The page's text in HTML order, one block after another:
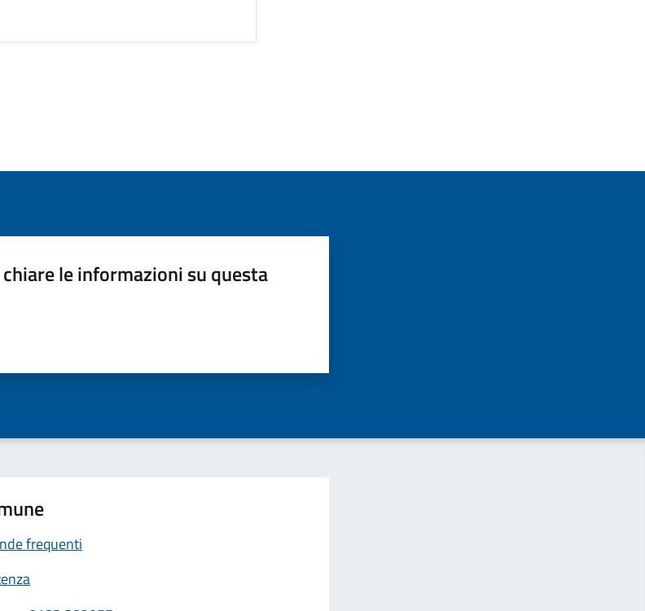
le informazioni su questa
frequenti